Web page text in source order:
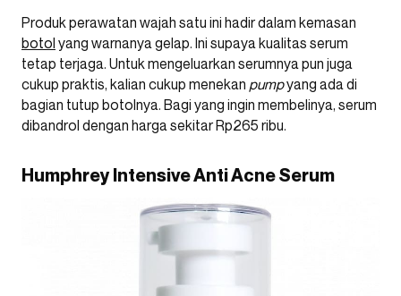
Produk perawatan wajah satu ini hadir dalam kemasan
botol yang warnanya gelap. Ini supaya kualitas serum
tetap terjaga. Untuk mengeluarkan serumnya pun juga
cukup praktis, kalian cukup menekan pumpyang ada di
bagian tutup botolnya. Bagi yang ingin membelinya, serum
dibandrol dengan harga sekitar Rp265 ribu.
Humphrey Intensive Anti Acne Serum